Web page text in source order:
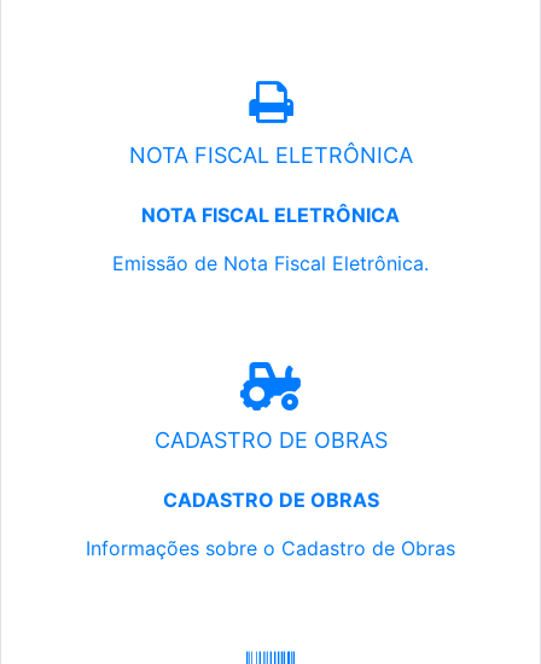
NOTA FISCAL ELETRÔNICA
NOTA FISCAL ELETRÔNICA
Emissão de Nota Fiscal Eletrônica.
CADASTRO DE OBRAS
CADASTRO DE OBRAS
Informações sobre o Cadastro de Obras